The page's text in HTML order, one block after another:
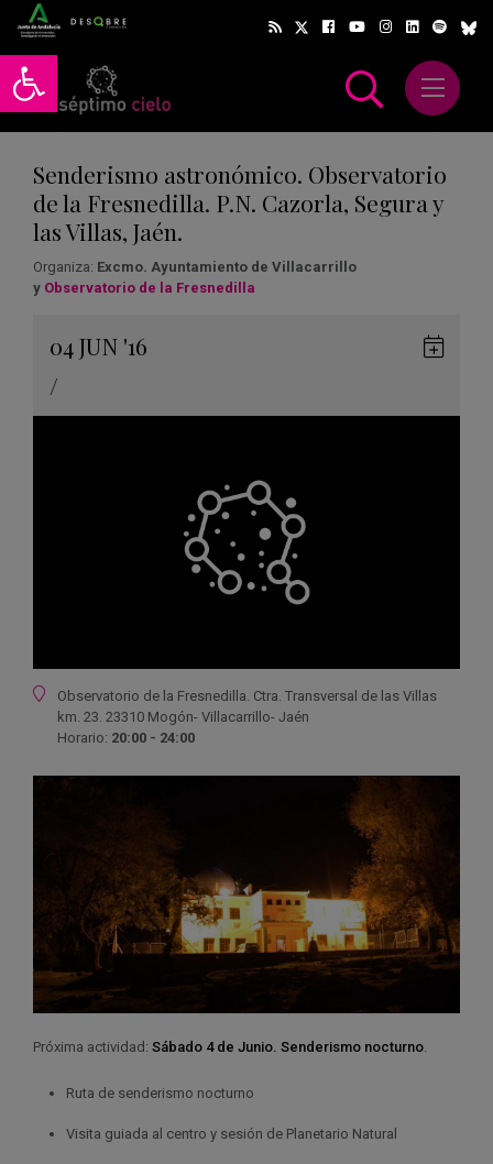
Abrir barra de herramientas
Abrir
Senderismo astronómico. Observatorio
de la Fresnedilla. P.N. Cazorla, Segura y
las Villas, Jaén.
Organiza: Excmo. Ayuntamiento de Villacarrillo
y Observatorio de la Fresnedilla
04JUN '16
/
Ubicación
Observatorio de la Fresnedilla. Ctra. Transversal de las Villas
km. 23. 23310 Mogón- Villacarrillo- Jaén
Horario: 20:00 - 24:00
Próxima actividad: Sábado 4 de Junio. Senderismo nocturno.
Ruta de senderismo nocturno
Visita guiada al centro y sesión de Planetario Natural